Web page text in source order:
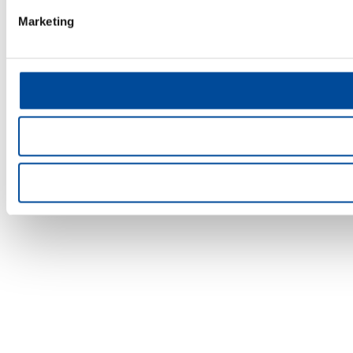
Marketing